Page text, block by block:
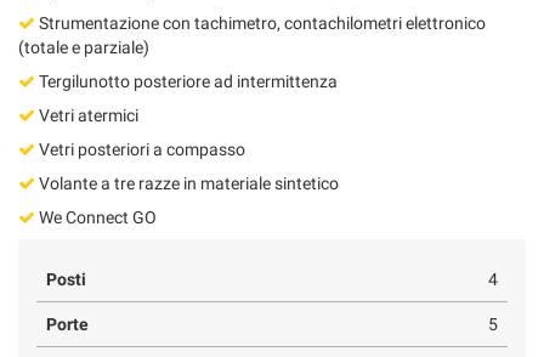
Strumentazione con tachimetro, contachilometri elettronico
(totale e parziale)
Tergilunotto posteriore ad intermittenza
Vetri atermici
Vetri posteriori a compasso
Volante a tre razze in materiale sintetico
We Connect GO
Posti 4
Porte 5